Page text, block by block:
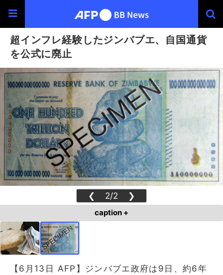
超インフレ経験したジンバブエ、自国通貨
を公式に廃止
❮ 2/2 ❯
caption +
【6月13日 AFP】ジンバブエ政府は9日、約6年